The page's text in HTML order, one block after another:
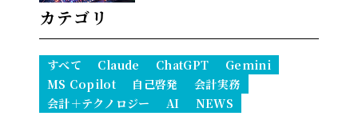
ル企業も現実に
カテゴリ
すべて Claude ChatGPT
Gemini
MS Copilot
自己啓発
会計実務
会計＋テクノロジー
AI NEWS